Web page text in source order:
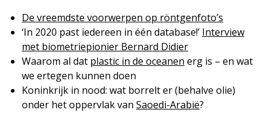
De vreemdste voorwerpen op röntgenfoto’s
‘In 2020 past iedereen in één database!’ Interview
met biometriepionier Bernard Didier
Waarom al dat plastic in de oceanen erg is – en wat
we ertegen kunnen doen
Koninkrijk in nood: wat borrelt er (behalve olie)
onder het oppervlak van Saoedi-Arabië?